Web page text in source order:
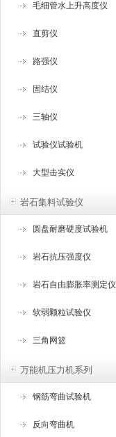
毛细管水上升高度仪
直剪仪
路强仪
固结仪
三轴仪
试验仪试验机
大型击实仪
岩石集料试验仪
圆盘耐磨硬度试验机
岩石抗压强度仪
岩石自由膨胀率测定仪
软弱颗粒试验仪
三角网篮
万能机压力机系列
钢筋弯曲试验机
反向弯曲机